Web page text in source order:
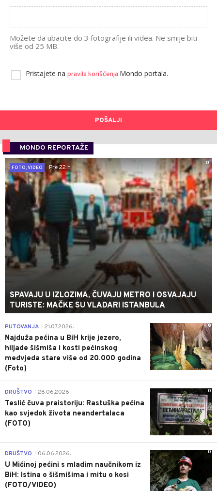
Možete da ubacite do 3 fotografije ili videa. Ne smije biti
više od 25 MB.
Pristajete na pravila korišćenja Mondo portala.
POŠALJI
MONDO REPORTAŽE
0
FOTO, VIDEO
Pre 22 h
SPAVAJU U IZLOZIMA, ČUVAJU METRO I OSVAJAJU
TURISTE: MAČKE SU VLADARI ISTANBULA
0
PUTOVANJA 21.07.2026.
Najduža pećina u BiH krije jezero,
hiljade šišmiša i kosti pećinskog
medvjeda stare više od 20.000 godina
(Foto)
0
DRUŠTVO 28.06.2026.
Teslić čuva praistoriju: Rastuška pećina
kao svjedok života neandertalaca
(FOTO)
0
DRUŠTVO 06.06.2026.
U Mićinoj pećini s mladim naučnikom iz
BiH: Istina o šišmišima i mitu o kosi
(FOTO/VIDEO)